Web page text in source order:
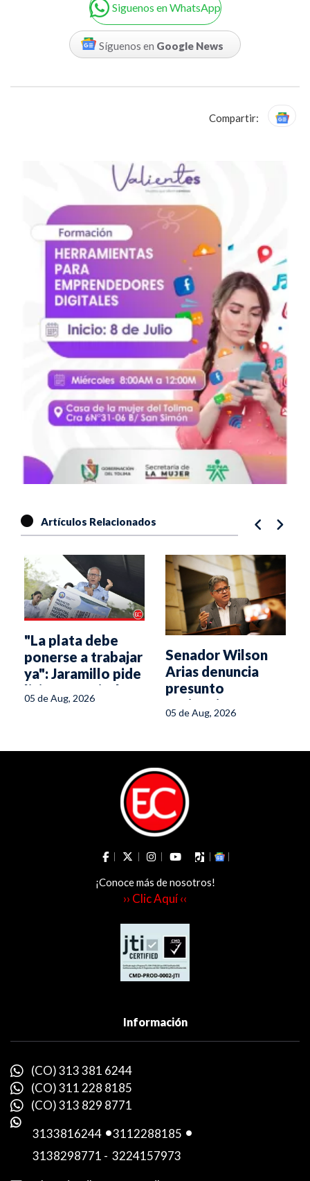
Siguenos en WhatsApp
Síguenos en Google News
Compartir:
Artículos Relacionados
"La plata debe
ponerse a trabajar
ya": Jaramillo pide
licitar Hospital
Materno Infantil
05 de Aug, 2026
Senador Wilson
Arias denuncia
presunto
espionaje en su
oficina del Senado
05 de Aug, 2026
¡Conoce más de nosotros!
›› Clic Aquí ‹‹
Información
(CO) 313 381 6244
(CO) 311 228 8185
(CO) 313 829 8771
3133816244 -3112288185 -
3138298771 - 3224157973